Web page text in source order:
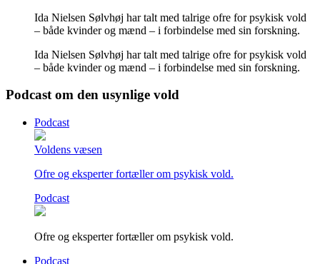
Ida Nielsen Sølvhøj har talt med talrige ofre for psykisk vold
– både kvinder og mænd – i forbindelse med sin forskning.
Ida Nielsen Sølvhøj har talt med talrige ofre for psykisk vold
– både kvinder og mænd – i forbindelse med sin forskning.
Podcast om den usynlige vold
Podcast
Voldens væsen
Ofre og eksperter fortæller om psykisk vold.
Podcast
Ofre og eksperter fortæller om psykisk vold.
Podcast